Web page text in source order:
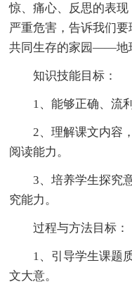
惊、痛心、反思的表
严重危害，告诉我们
共同生存的家园——地
知识技能目标：
1、能够正确、流
2、理解课文内容
阅读能力。
3、培养学生探究
究能力。
过程与方法目标：
1、引导学生课题
文大意。